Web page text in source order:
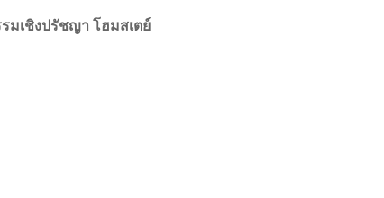
มเชิงปรัชญา โฮมสเตย์